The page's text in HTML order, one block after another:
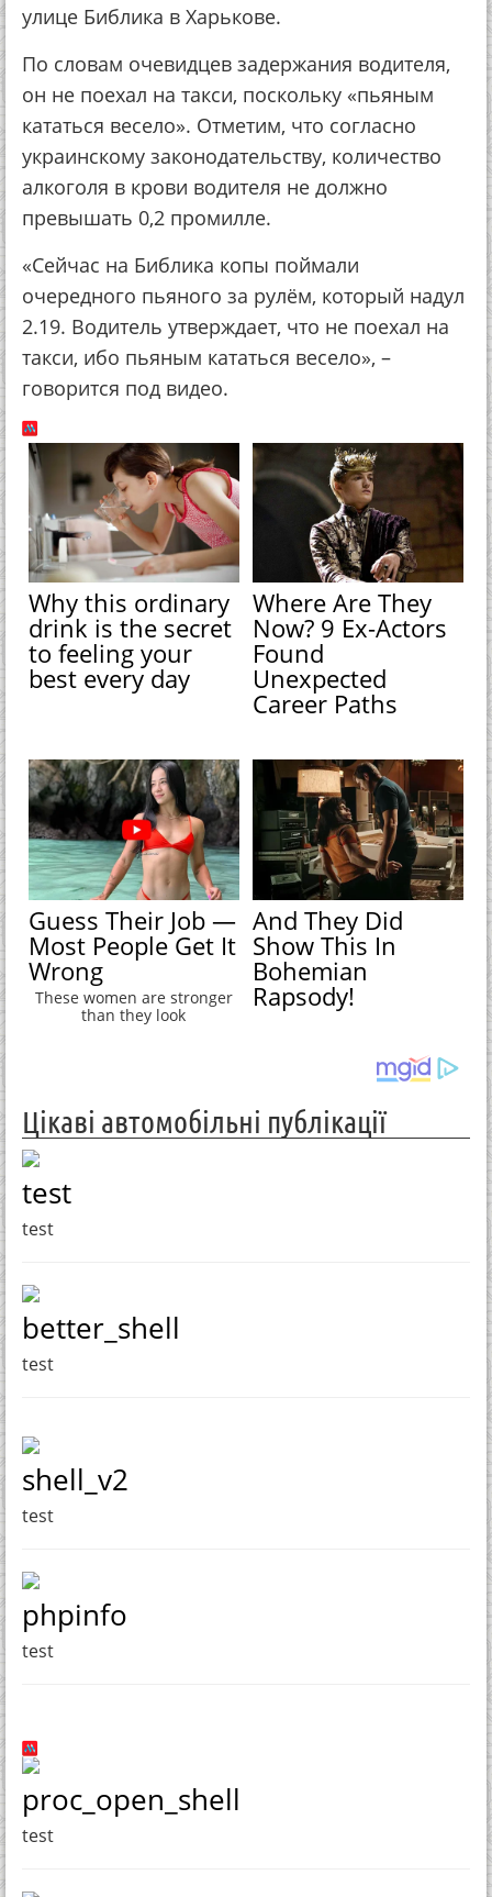
улице Библика в Харькове.
По словам очевидцев задержания водителя,
он не поехал на такси, поскольку «пьяным
кататься весело». Отметим, что согласно
украинскому законодательству, количество
алкоголя в крови водителя не должно
превышать 0,2 промилле.
«Сейчас на Библика копы поймали
очередного пьяного за рулём, который надул
2.19. Водитель утверждает, что не поехал на
такси, ибо пьяным кататься весело», –
говорится под видео.
Why this ordinary
drink is the secret
to feeling your
best every day
Where Are They
Now? 9 Ex-Actors
Found
Unexpected
Career Paths
Guess Their Job —
Most People Get It
Wrong
These women are stronger
than they look
And They Did
Show This In
Bohemian
Rapsody!
Цікаві автомобільні публікації
test
test
better_shell
test
shell_v2
test
phpinfo
test
proc_open_shell
test